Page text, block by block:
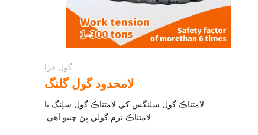
گول ڦڙا
لامحدود گول گلنگ
لامتناڪ گول سلنگس کي لامتناڪ گول سلِنگ يا
لامتناڪ نرم گولي پڻ چئبو آهي.